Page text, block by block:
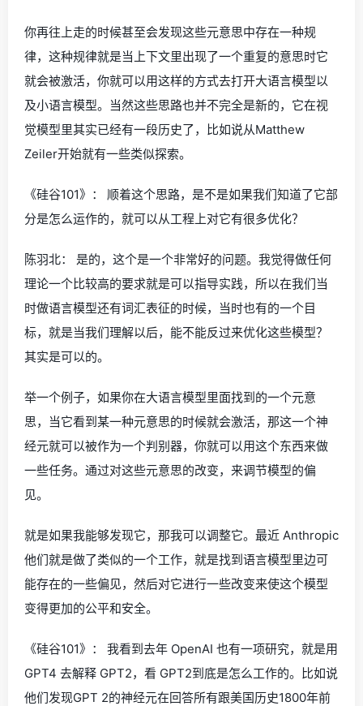
你再往上走的时候甚至会发现这些元意思中存在一种规
律，这种规律就是当上下文里出现了一个重复的意思时它
就会被激活，你就可以用这样的方式去打开大语言模型以
及小语言模型。当然这些思路也并不完全是新的，它在视
觉模型里其实已经有一段历史了，比如说从Matthew
Zeiler开始就有一些类似探索。
《硅谷101》： 顺着这个思路，是不是如果我们知道了它部
分是怎么运作的，就可以从工程上对它有很多优化？
陈羽北： 是的，这个是一个非常好的问题。我觉得做任何
理论一个比较高的要求就是可以指导实践，所以在我们当
时做语言模型还有词汇表征的时候，当时也有的一个目
标，就是当我们理解以后，能不能反过来优化这些模型？
其实是可以的。
举一个例子，如果你在大语言模型里面找到的一个元意
思，当它看到某一种元意思的时候就会激活，那这一个神
经元就可以被作为一个判别器，你就可以用这个东西来做
一些任务。通过对这些元意思的改变，来调节模型的偏
见。
就是如果我能够发现它，那我可以调整它。最近 Anthropic
他们就是做了类似的一个工作，就是找到语言模型里边可
能存在的一些偏见，然后对它进行一些改变来使这个模型
变得更加的公平和安全。
《硅谷101》： 我看到去年 OpenAI 也有一项研究，就是用
GPT4 去解释 GPT2，看 GPT2到底是怎么工作的。比如说
他们发现GPT 2的神经元在回答所有跟美国历史1800年前